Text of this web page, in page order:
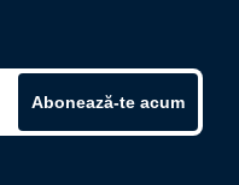
Abonează-te acum